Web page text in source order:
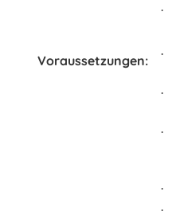
·
Voraussetzungen: ·
·
·
·
·